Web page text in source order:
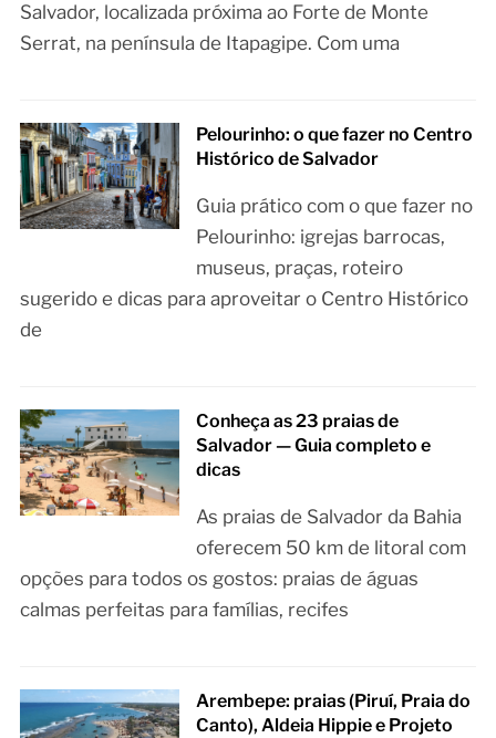
Salvador, localizada próxima ao Forte de Monte
Serrat, na península de Itapagipe. Com uma
Pelourinho: o que fazer no Centro
Histórico de Salvador
Guia prático com o que fazer no
Pelourinho: igrejas barrocas,
museus, praças, roteiro
sugerido e dicas para aproveitar o Centro Histórico
de
Conheça as 23 praias de
Salvador — Guia completo e
dicas
As praias de Salvador da Bahia
oferecem 50 km de litoral com
opções para todos os gostos: praias de águas
calmas perfeitas para famílias, recifes
Arembepe: praias (Piruí, Praia do
Canto), Aldeia Hippie e Projeto